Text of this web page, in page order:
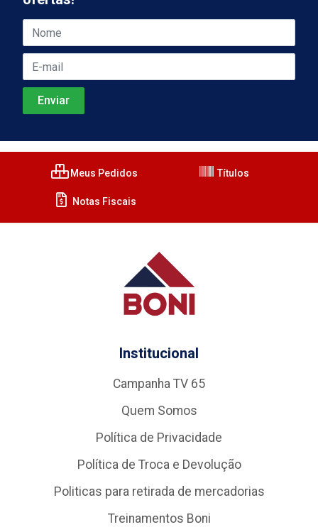
Meus Pedidos Títulos
Notas Fiscais
Institucional
Campanha TV 65
Quem Somos
Política de Privacidade
Política de Troca e Devolução
Politicas para retirada de mercadorias
Treinamentos Boni